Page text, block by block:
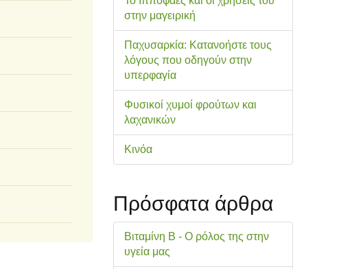
στην μαγειρική
Παχυσαρκία: Κατανοήστε τους
λόγους που οδηγούν στην
υπερφαγία
Φυσικοί χυμοί φρούτων και
λαχανικών
Κινόα
Πρόσφατα άρθρα
Βιταμίνη Β - Ο ρόλος της στην
υγεία μας